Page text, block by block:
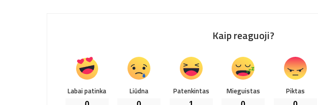
Kaip reaguoji?
Labai patinka Liūdna Patenkintas Mieguistas Piktas